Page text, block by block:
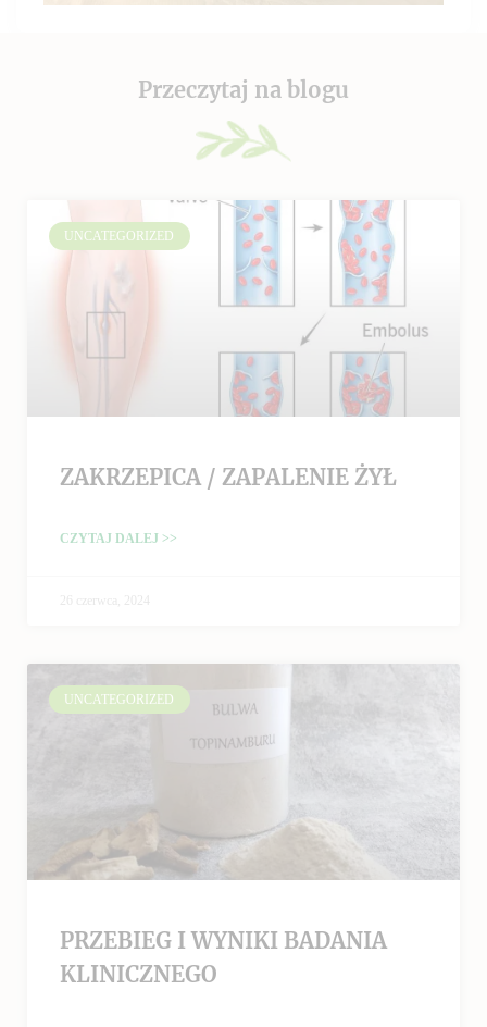
Przeczytaj na blogu
UNCATEGORIZED
ZAKRZEPICA / ZAPALENIE ŻYŁ
CZYTAJ DALEJ >>
26 czerwca, 2024
UNCATEGORIZED
PRZEBIEG I WYNIKI BADANIA
KLINICZNEGO